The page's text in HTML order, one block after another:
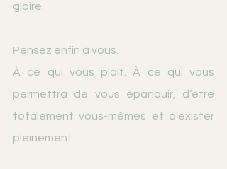
gloire.
Pensez enfin à vous.
À ce qui vous plaît. À ce qui vous
permettra de vous épanouir, d’être
totalement vous-mêmes et d’exister
pleinement.